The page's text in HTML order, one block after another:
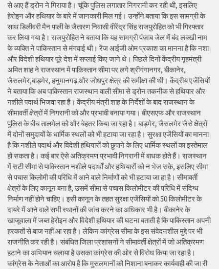
से आए हैं ड्रोन ने गिराया है। चूंकि पुलिस लगातार निगरानी कर रही थी, इसलिए
हेरोइन और हथियार के बारे में जानकारी मिल गई। उन्होंने बताया कि इस सामग्री के
साथ डिलीवरी मैन पाली के जैतारण निवासी वीरेंद्र सिंह राजपुरोहित को भी गिरफ्तार
कर लिया गया है। राजपुरोहित ने बताया कि यह सामग्री पंजाब जेल में बंद लक्खी नाम
के व्यक्ति ने पाकिस्तान से मंगवाई थी। रेंज आईजी ओम प्रकाश का मानना है कि नशा
और विदेशी हथियार पूरे देश में सप्लाई किए जाने थे। पिछले दिनों केंद्रीय गृहमंत्री
अमित शाह ने राजस्थान में पाकिस्तान सीमा पर लगे श्रीगंगानगर, बीकानेर,
जैसलमेर,बाड़मेर, हनुमानगढ़ और जोधपुर क्षेत्र की समीक्षा की थी। केंद्रीय एजेंसियों
ने बताया कि अब पाकिस्तान राजस्थान वाली सीमा से ड्रोन तकनीक से हथियार और
नशीले पदार्थ भिजवा रहा है। केंद्रीय मंत्री शाह के निर्देशों के बाद राजस्थान के
सीमावर्ती क्षेत्रों में निगरानी को और प्रभावी बनाया गया। बीएसएफ और राजस्थान
पुलिस के बीच तालमेल को और बेहतर किया जा रहा है। बाड़मेर, जैसलमेर जैसे क्षेत्रों
में दोनों समुदायों के धार्मिक स्थलों को भी हटाया जा रहा है। सुरक्षा एजेंसियों का मानना
है कि नशीले पदार्थ और विदेशी हथियारों को छुपाने के लिए धार्मिक स्थलों का इस्तेमाल
हो सकता है। कई बार ऐसे अतिक्रमण प्रभावी निगरानी में बाधक होते हैं। राजस्थान
में सटी सीमा से पाकिस्तान नशीले पदार्थों और हथियारों को न भेज सके, इसलिए सीमा
से पचास किलोमी की परिधि में आने वाले निर्माणों को भी हटाया जा हा है। सीमावर्ती
क्षेत्रों के लिए कानून बना है, उसमें सीमा से पचास किलोमीटर की परिधि में संदिग्ध
निर्माण नहीं होने चाहिए। इसी कानून के तहत सुरक्षा एजेंसियों को 50 किलोमीटर के
दायरे में आने वाले सभी स्थानों की जांच करने का अधिकार भी है। बीकानेर के
खाजूवाला में जब्त हेरोइन और विदेशी हथियार की घटना बताती है कि पाकिस्तान अपनी
हरकतों से बाज नहीं आ रहा है। लेकिन कांग्रेस सीमा के इस संवेदनशील मुद्दे पर भी
राजनीति कर रही है। संबंधित जिला प्रशासनों ने सीमावर्ती क्षेत्रों में जो अतिक्रमण
हटाने का अभियान चलाया है उसका कांग्रेस की ओर से विरोध किया जा रहा है।
कांग्रेस के नेताओं का आरोप है कि मुसलमानों को निशाना बनाकर कार्यवाही की जा री